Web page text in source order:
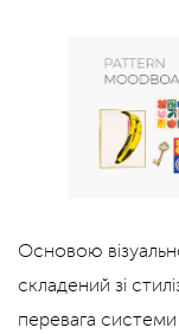
Основою
складений зі
перевага системи